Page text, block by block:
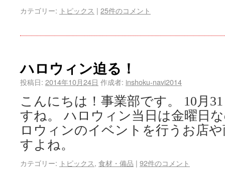
カテゴリー: トピックス | 25件のコメント
ハロウィン迫る！
投稿日: 2014年10月24日 作成者: inshoku-navi2014
こんにちは！事業部です。 10月
すね。 ハロウィン当日は金曜日
ロウィンのイベントを行うお店
すよね。
カテゴリー: トピックス, 食材・備品 | 92件のコメント